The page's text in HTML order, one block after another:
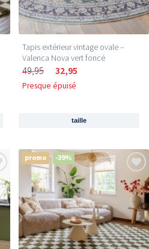
Tapis extérieur vintage ovale –
Valenca Nova vert foncé
49,95 32,95
Presque épuisé
taille
promo -39%